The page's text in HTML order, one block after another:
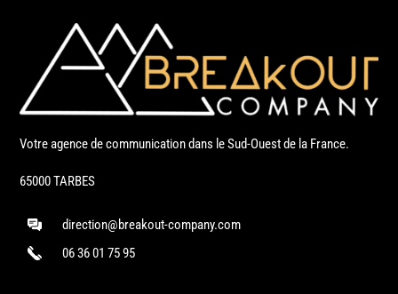
Votre agence de communication dans le Sud-Ouest de la France.
65000 TARBES
direction@breakout-company.com
06 36 01 75 95